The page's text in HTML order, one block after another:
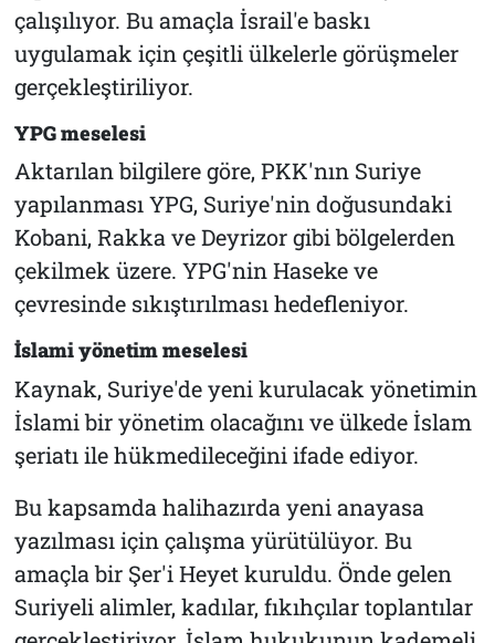
çalışılıyor. Bu amaçla İsrail'e baskı
uygulamak için çeşitli ülkelerle görüşmeler
gerçekleştiriliyor.
YPG meselesi
Aktarılan bilgilere göre, PKK'nın Suriye
yapılanması YPG, Suriye'nin doğusundaki
Kobani, Rakka ve Deyrizor gibi bölgelerden
çekilmek üzere. YPG'nin Haseke ve
çevresinde sıkıştırılması hedefleniyor.
İslami yönetim meselesi
Kaynak, Suriye'de yeni kurulacak yönetimin
İslami bir yönetim olacağını ve ülkede İslam
şeriatı ile hükmedileceğini ifade ediyor.
Bu kapsamda halihazırda yeni anayasa
yazılması için çalışma yürütülüyor. Bu
amaçla bir Şer'i Heyet kuruldu. Önde gelen
Suriyeli alimler, kadılar, fıkıhçılar toplantılar